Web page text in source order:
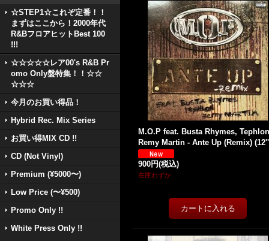
☆STEP1☆これぞ定番！！
まずはここから！2000年代
R&BフロアヒットBest 100
!!!
☆☆☆☆☆レア00's R&B Pr
omo Only盤特集！！☆☆
☆☆☆
今月のお買い得品！
Hybrid Rec. Mix Series
お買い得MIX CD !!
CD (Not Vinyl)
Premium (¥5000〜)
Low Price (〜¥500)
Promo Only !!
White Press Only !!
M.O.P feat. Busta Rhymes,
Remy Martin - Ante Up (Remix)
900円(税込)
在庫わずか